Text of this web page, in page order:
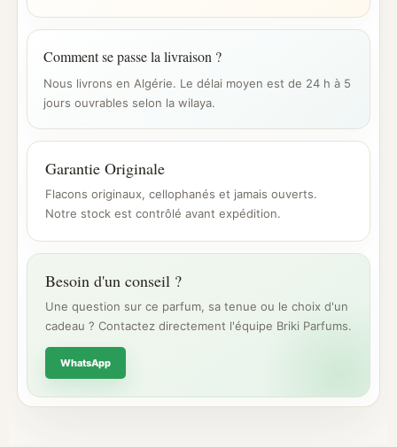
Comment se passe la livraison ?
Nous livrons en Algérie. Le délai moyen est de 24 h à 5
jours ouvrables selon la wilaya.
Garantie Originale
Flacons originaux, cellophanés et jamais ouverts.
Notre stock est contrôlé avant expédition.
Besoin d'un conseil ?
Une question sur ce parfum, sa tenue ou le choix d'un
cadeau ? Contactez directement l'équipe Briki Parfums.
WhatsApp